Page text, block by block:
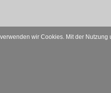
wir Cookies. Mit der